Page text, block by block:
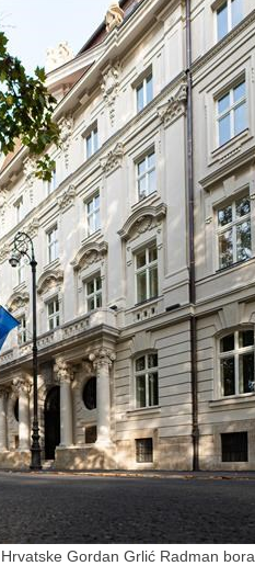
Gordan Grlić Radman